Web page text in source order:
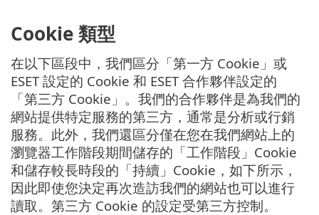
Cookie 類型
在以下區段中，我們區分「第一方 Cookie」或
ESET 設定的 Cookie 和 ESET 合作夥伴設定的
「第三方 Cookie」。我們的合作夥伴是為我們的
網站提供特定服務的第三方，通常是分析或行銷
服務。此外，我們還區分僅在您在我們網站上的
瀏覽器工作階段期間儲存的「工作階段」Cookie
和儲存較長時段的「持續」Cookie，如下所示，
因此即使您決定再次造訪我們的網站也可以進行
讀取。第三方 Cookie 的設定受第三方控制。